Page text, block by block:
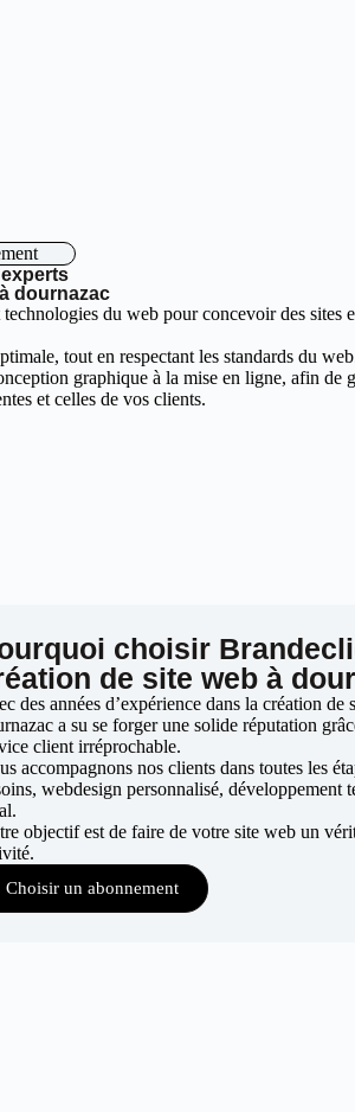
dournazac
du web pour concevoir des sites
tout en respectant les standards du
graphique à la mise en ligne, afin de
et celles de vos clients.
choisir
de site web à
des années d’expérience dans la création de
a su se forger une solide réputation
client irréprochable.
accompagnons nos clients dans toutes les
webdesign personnalisé, développement
objectif est de faire de votre site web un
Choisir un abonnement